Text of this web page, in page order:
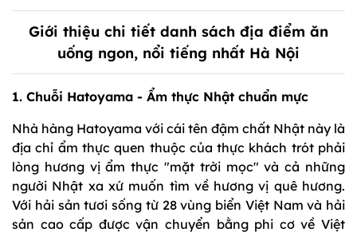
Giới thiệu chi tiết danh sách địa điểm ăn
uống ngon, nổi tiếng nhất Hà Nội
1. Chuỗi Hatoyama - Ẩm thực Nhật chuẩn mực
Nhà hàng Hatoyama với cái tên đậm chất Nhật này là
địa chỉ ẩm thực quen thuộc của thực khách trót phải
lòng hương vị ẩm thực "mặt trời mọc" và cả những
người Nhật xa xứ muốn tìm về hương vị quê hương.
Với hải sản tươi sống từ 28 vùng biển Việt Nam và hải
sản cao cấp được vận chuyển bằng phi cơ về Việt